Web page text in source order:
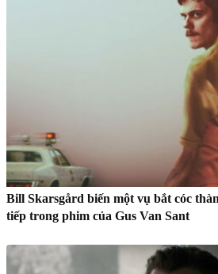
Bill Skarsgård biến một vụ bắt cóc
tiếp trong phim của Gus Van Sant